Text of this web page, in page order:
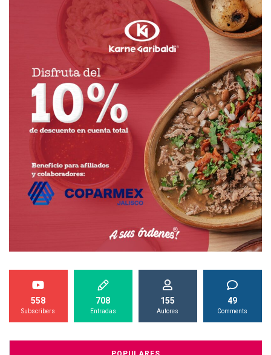
558
Subscribers
708
Entradas
155
Autores
49
Comments